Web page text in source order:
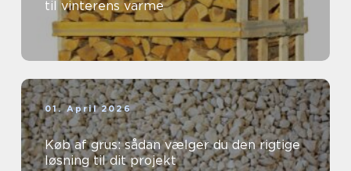
til vinterens varme
01. April 2026
Køb af grus: sådan vælger du den rigtige
løsning til dit projekt